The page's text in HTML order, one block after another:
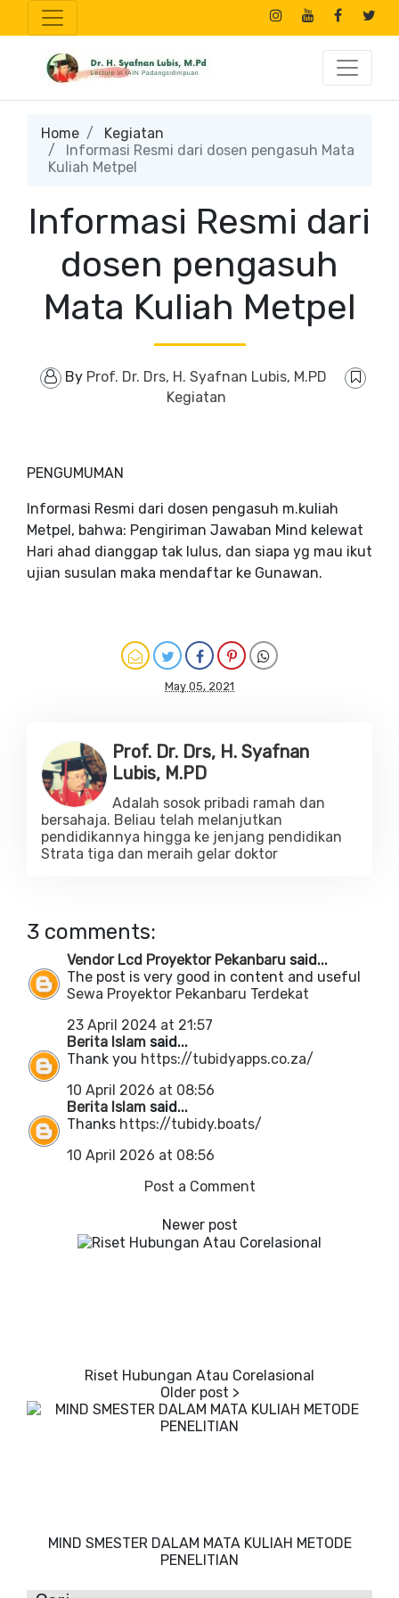
Home
Kegiatan
Informasi Resmi dari dosen pengasuh Mata
Kuliah Metpel
Informasi Resmi dari
dosen pengasuh
Mata Kuliah Metpel
By Prof. Dr. Drs, H. Syafnan Lubis, M.PD
Kegiatan
PENGUMUMAN
Informasi Resmi dari dosen pengasuh m.kuliah
Metpel, bahwa: Pengiriman Jawaban Mind kelewat
Hari ahad dianggap tak lulus, dan siapa yg mau ikut
ujian susulan maka mendaftar ke Gunawan.
May 05, 2021
Prof. Dr. Drs, H. Syafnan
Lubis, M.PD
Adalah sosok pribadi ramah dan
bersahaja. Beliau telah melanjutkan
pendidikannya hingga ke jenjang pendidikan
Strata tiga dan meraih gelar doktor
3 comments:
Vendor Lcd Proyektor Pekanbaru said...
The post is very good in content and useful
Sewa Proyektor Pekanbaru Terdekat
23 April 2024 at 21:57
Berita Islam said...
Thank you https://tubidyapps.co.za/
10 April 2026 at 08:56
Berita Islam said...
Thanks https://tubidy.boats/
10 April 2026 at 08:56
Post a Comment
Riset Hubungan Atau Corelasional
MIND SMESTER DALAM MATA KULIAH METODE
PENELITIAN